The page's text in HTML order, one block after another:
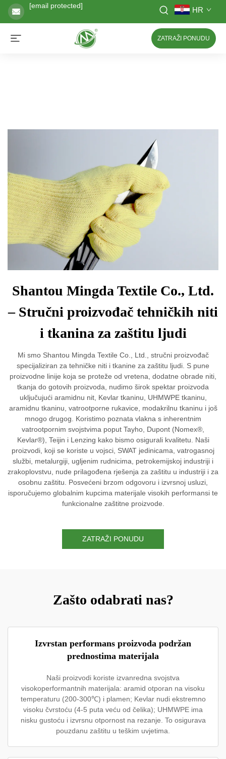
[email protected] HR
ZATRAŽI PONUDU
Shantou Mingda Textile Co., Ltd.
– Stručni proizvođač tehničkih niti
i tkanina za zaštitu ljudi
Mi smo Shantou Mingda Textile Co., Ltd., stručni proizvođač
specijaliziran za tehničke niti i tkanine za zaštitu ljudi. S pune
proizvodne linije koja se proteže od vretena, dodatne obrade niti,
tkanja do gotovih proizvoda, nudimo širok spektar proizvoda
uključujući aramidnu nit, Kevlar tkaninu, UHMWPE tkaninu,
aramidnu tkaninu, vatrootporne rukavice, modakrilnu tkaninu i još
mnogo drugog. Koristimo poznata vlakna s inherentnim
vatrootpornim svojstvima poput Tayho, Dupont (Nomex®,
Kevlar®), Teijin i Lenzing kako bismo osigurali kvalitetu. Naši
proizvodi, koji se koriste u vojsci, SWAT jedinicama, vatrogasnoj
službi, metalurgiji, ugljenim rudnicima, petrokemijskoj industriji i
zrakoplovstvu, nude prilagođena rješenja za zaštitu u industriji i za
osobnu zaštitu. Posvećeni brzom odgovoru i izvrsnoj usluzi,
isporučujemo globalnim kupcima materijale visokih performansi te
funkcionalne zaštitne proizvode.
ZATRAŽI PONUDU
Zašto odabrati nas?
Izvrstan performans proizvoda podržan
prednostima materijala
Naši proizvodi koriste izvanredna svojstva
visokoperformantnih materijala: aramid otporan na visoku
temperaturu (200-300℃) i plamen; Kevlar nudi ekstremno
visoku čvrstoću (4-5 puta veću od čelika); UHMWPE ima
nisku gustoću i izvrsnu otpornost na rezanje. To osigurava
pouzdanu zaštitu u teškim uvjetima.